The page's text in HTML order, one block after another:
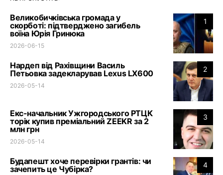
1
Великобичківська громада у
скорботі: підтверджено загибель
воїна Юрія Гринюка
2026-06-15
2
Нардеп від Рахівщини Василь
Петьовка задекларував Lexus LX600
2026-05-14
3
Екс-начальник Ужгородського РТЦК
торік купив преміальний ZEEKR за 2
млн грн
2026-05-14
4
Будапешт хоче перевірки грантів: чи
зачепить це Чубірка?